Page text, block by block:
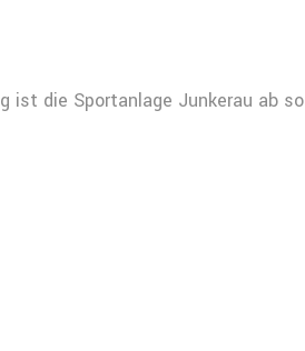
ist die Sportanlage Junkerau ab so